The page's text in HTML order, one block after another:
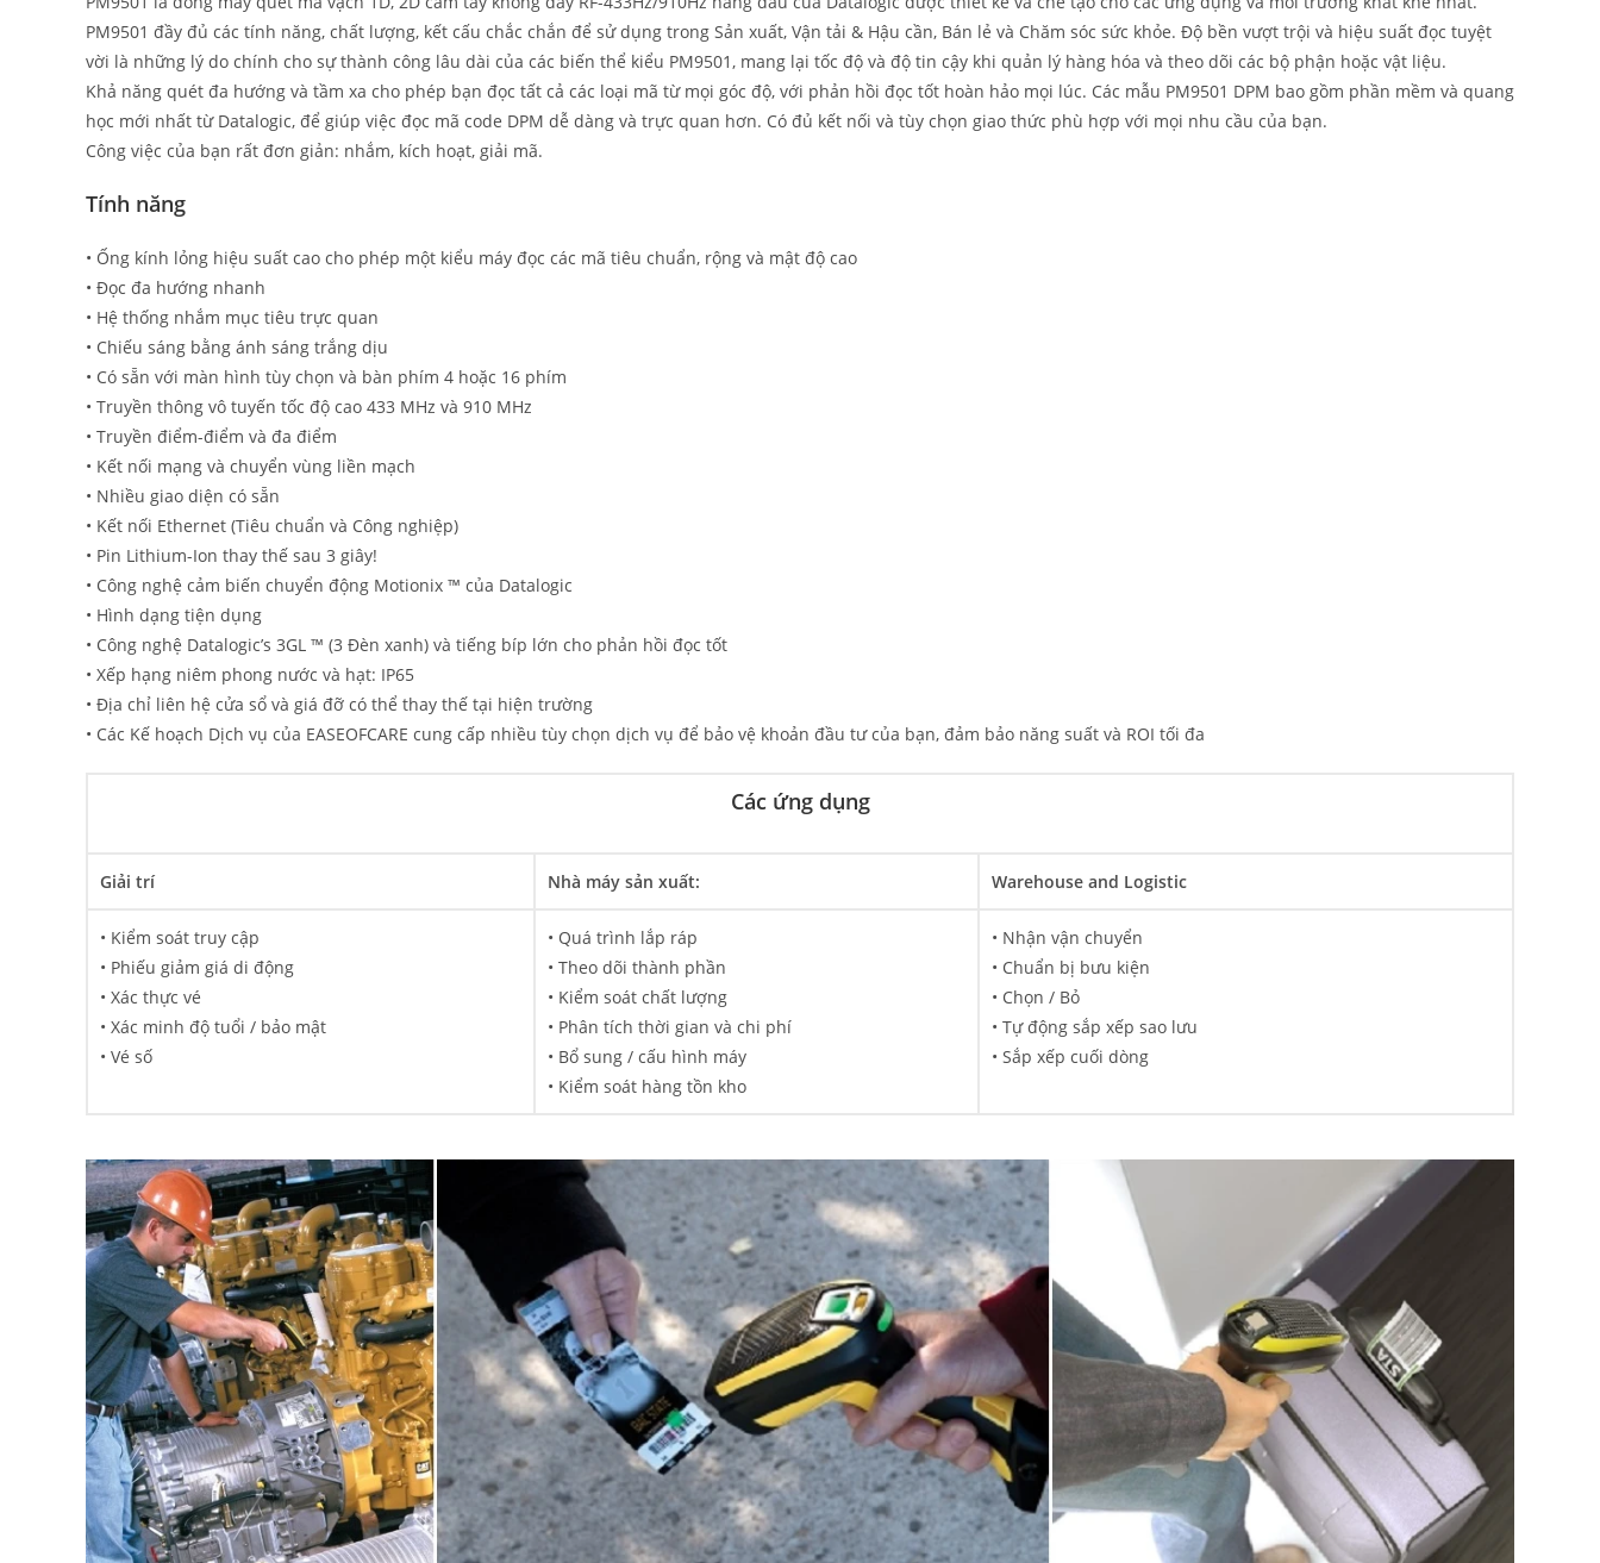
PM9501 đầy đủ các tính năng, chất lượng, kết cấu chắc chắn để sử dụng trong Sản xuất, Vận tải & Hậu cần, Bán lẻ và Chăm sóc sức khỏe. Độ bền vượt trội và hiệu suất đọc tuyệt
vời là những lý do chính cho sự thành công lâu dài của các biến thể kiểu PM9501, mang lại tốc độ và độ tin cậy khi quản lý hàng hóa và theo dõi các bộ phận hoặc vật liệu.
Khả năng quét đa hướng và tầm xa cho phép bạn đọc tất cả các loại mã từ mọi góc độ, với phản hồi đọc tốt hoàn hảo mọi lúc. Các mẫu PM9501 DPM bao gồm phần mềm và quang
học mới nhất từ Datalogic, để giúp việc đọc mã code DPM dễ dàng và trực quan hơn. Có đủ kết nối và tùy chọn giao thức phù hợp với mọi nhu cầu của bạn.
Công việc của bạn rất đơn giản: nhắm, kích hoạt, giải mã.
Tính năng
• Ống kính lỏng hiệu suất cao cho phép một kiểu máy đọc các mã tiêu chuẩn, rộng và mật độ cao
• Đọc đa hướng nhanh
• Hệ thống nhắm mục tiêu trực quan
• Chiếu sáng bằng ánh sáng trắng dịu
• Có sẵn với màn hình tùy chọn và bàn phím 4 hoặc 16 phím
• Truyền thông vô tuyến tốc độ cao 433 MHz và 910 MHz
• Truyền điểm-điểm và đa điểm
• Kết nối mạng và chuyển vùng liền mạch
• Nhiều giao diện có sẵn
• Kết nối Ethernet (Tiêu chuẩn và Công nghiệp)
• Pin Lithium-Ion thay thế sau 3 giây!
• Công nghệ cảm biến chuyển động Motionix ™ của Datalogic
• Hình dạng tiện dụng
• Công nghệ Datalogic’s 3GL ™ (3 Đèn xanh) và tiếng bíp lớn cho phản hồi đọc tốt
• Xếp hạng niêm phong nước và hạt: IP65
• Địa chỉ liên hệ cửa sổ và giá đỡ có thể thay thế tại hiện trường
• Các Kế hoạch Dịch vụ của EASEOFCARE cung cấp nhiều tùy chọn dịch vụ để bảo vệ khoản đầu tư của bạn, đảm bảo năng suất và ROI tối đa
Các ứng dụng
Giải trí Nhà máy sản xuất: Warehouse and Logistic
• Kiểm soát truy cập
• Phiếu giảm giá di động
• Xác thực vé
• Xác minh độ tuổi / bảo mật
• Vé số
• Quá trình lắp ráp
• Theo dõi thành phần
• Kiểm soát chất lượng
• Phân tích thời gian và chi phí
• Bổ sung / cấu hình máy
• Kiểm soát hàng tồn kho
• Nhận vận chuyển
• Chuẩn bị bưu kiện
• Chọn / Bỏ
• Tự động sắp xếp sao lưu
• Sắp xếp cuối dòng